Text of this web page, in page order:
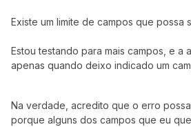
Existe um limite de campos que possa
Estou testando para mais campos, e a
apenas quando deixo indicado um
Na verdade, acredito que o erro
porque alguns dos campos que eu